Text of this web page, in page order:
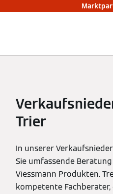
Trier
In unserer
Sie umfassende
Viessmann Produkten.
kompetente